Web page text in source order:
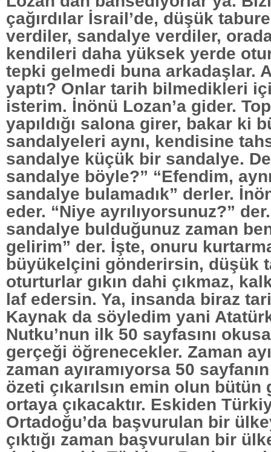
çağırdılar İsrail’de, düşük
verdiler, sandalye verdiler,
kendileri daha yüksek yerde
tepki gelmedi buna arkadaşlar.
yaptı? Onlar tarih bilmedikleri
isterim. İnönü Lozan’a gider.
yapıldığı salona girer, bakar ki
sandalyeleri aynı, kendisine
sandalye küçük bir sandalye.
sandalye böyle?” “Efendim,
sandalye bulamadık” derler.
eder. “Niye ayrılıyorsunuz?”
sandalye bulduğunuz zaman
gelirim” der. İşte, onuru
büyükelçini gönderirsin, düşük
oturturlar gıkın dahi çıkmaz,
laf edersin. Ya, insanda biraz
Kaynak da söyledim yani
Nutku’nun ilk 50 sayfasını
gerçeği öğrenecekler. Zaman
zaman ayıramıyorsa 50
özeti çıkarılsın emin olun bütün
ortaya çıkacaktır. Eskiden
Ortadoğu’da başvurulan bir
çıktığı zaman başvurulan bir